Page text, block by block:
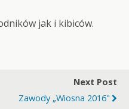
jak i kibiców.
Next Post
Zawody „Wiosna 2016"